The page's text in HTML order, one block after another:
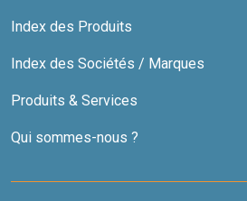
Index des Produits
Index des Sociétés / Marques
Produits & Services
Qui sommes-nous ?